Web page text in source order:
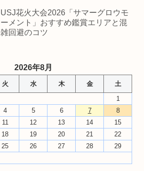
USJ花火大会2026「サマーグロウモ
ーメント」おすすめ鑑賞エリアと混
雑回避のコツ
2026年8月
火 水 木 金
土
1
4 5 6 7
8
11 12 13 14
15
18 19 20 21
22
25 26 27 28
29